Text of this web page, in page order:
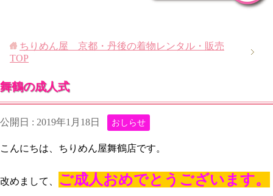
ちりめん屋 京都・丹後の着物レンタル・販売
TOP
舞鶴の成人式
公開日 : 2019年1月18日 おしらせ
こんにちは、ちりめん屋舞鶴店です。
改めまして、
ご成人おめでとうございます。